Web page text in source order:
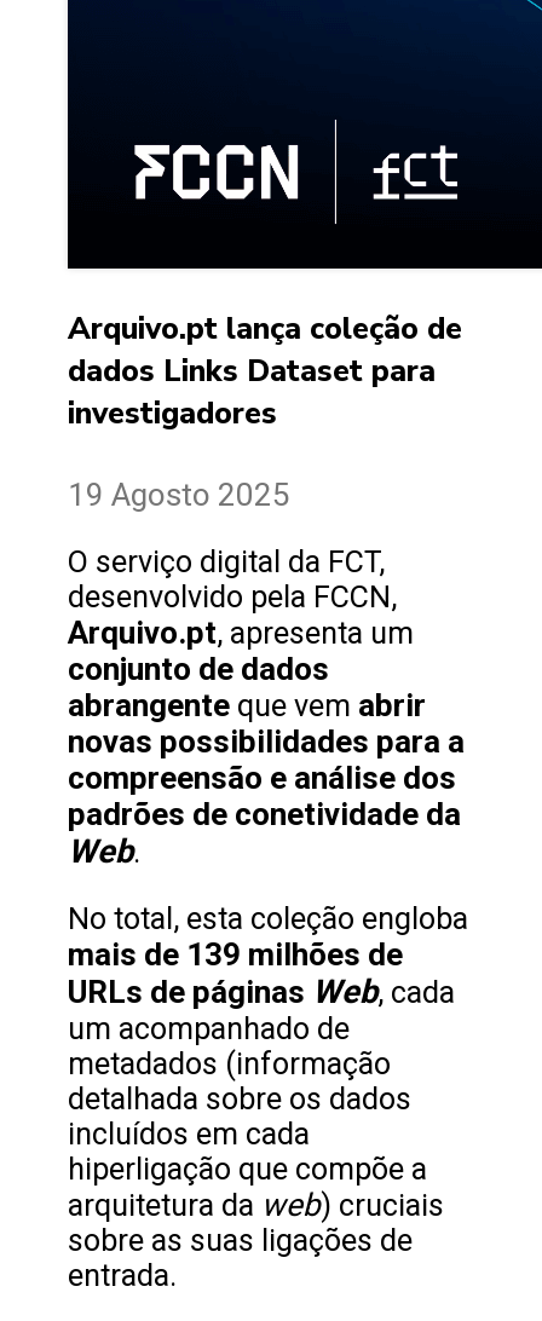
Arquivo.pt lança coleção de
dados Links Dataset para
investigadores
19 Agosto 2025
O serviço digital da FCT,
desenvolvido pela FCCN,
Arquivo.pt, apresenta um
conjunto de dados
abrangente que vem abrir
novas possibilidades para a
compreensão e análise dos
padrões de conetividade da
Web.
No total, esta coleção engloba
mais de 139 milhões de
URLs de páginas Web, cada
um acompanhado de
metadados (informação
detalhada sobre os dados
incluídos em cada
hiperligação que compõe a
arquitetura da web) cruciais
sobre as suas ligações de
entrada.